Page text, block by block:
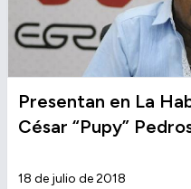
Presentan en La
César “Pupy”
18 de julio de 2018